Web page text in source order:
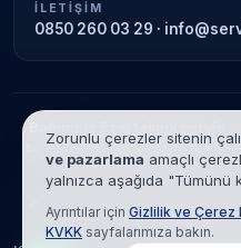
İLETIŞIM
0850 260 03 29 ·
servis kapsamındaki cihazlar
tanımlama amaçlıdır;
© 2026 SRT Elektronik Analiz
Şirketi. Tüm
Zorunlu çerezler sitenin
ve pazarlama amaçlı
yalnızca aşağıda
Ayrıntılar için Gizlilik ve Çerez
KVKK sayfalarımıza bakın.